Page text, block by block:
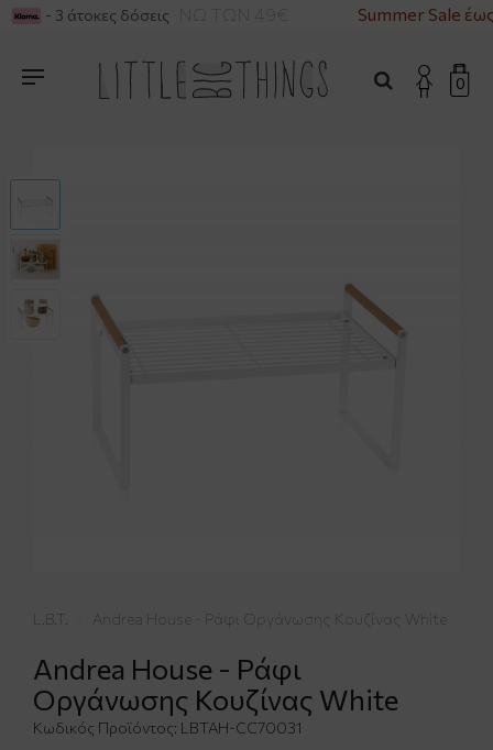
ΓΙΑ ΑΓΟΡΕΣ ΑΝΩ ΤΩΝ 49€ Summer Sale
- 3 άτοκες δόσεις
0
L.B.T. Andrea House - Ράφι Οργάνωσης Κουζίνας White
Andrea House - Ράφι
Οργάνωσης Κουζίνας White
Κωδικός Προϊόντος: LBTAH-CC70031